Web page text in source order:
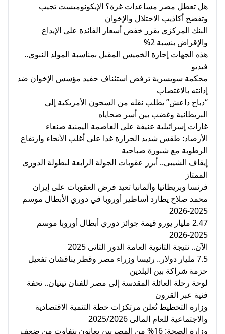
هل تعطل مصر مساعدات غزة؟ الإيكونوميست تجيب
وتفضح أكاذيب الاحتلال والإخوان
البنك المركزى يقرر خفض أسعار الفائدة على الإيداع
والإقراض بنسبة 2%
هذه الجهات إجازة الخميس المقبل بمناسبة المولد النبوى..
فيديو
محكمة سويسرية ترفض استئناف حفيد مؤسس الإخوان ضد
إدانته بالاغتصاب
“دباح داعش” يطلب نقله من السجون الأمريكية إلى
البريطانية وغضب بين أسر ضحاياه
غارات إسرائيلية عنيفة على العاصمة اليمنية صنعاء
الأرصاد: طقس شديد الحرارة غدا على أغلب الأنحاء وارتفاع
الرطوبة مع شبورة صباحية
إيقاف الشيبى.. أبرز عقوبات الجولة الرابعة لبطولة الدورى
الممتاز
فرنسا وبريطانيا وألمانيا تعيد فرض العقوبات على إيران
محمد صلاح يطارد أساطير أوروبا في دوري الأبطال موسم
2025-2026
2.47 مليار يورو قيمة جوائز دوري أبطال أوروبا موسم
2025-2026
الآن.. نتيجة الثانوية العامة الدور الثانى 2025
7.5 مليار دولار.. رئيسا وزراء مصر وقطر يناقشان تفعيل
حزمة شراكة بين البلدين
لوحة رحلة العائلة المقدسة إلى مصر للفنان تيتيان.. تحفة
فنية عبر القرون
وزارة التخطيط تُعلن مرتكزات خطة التنمية الاقتصادية
والاجتماعية للعام المالى 2025/2026
وزارة الصحة: 16% من المصريين يعانون بتفاوت من ضعف